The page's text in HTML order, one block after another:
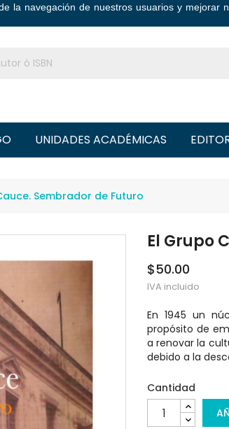
la navegación de nuestros usuarios y mejorar
UNIDADES ACADÉMICAS
Sembrador de Futuro
El Grupo
$50.00
IVA incluido
En 1945 un
propósito de
a renovar la
debido a la
Cantidad